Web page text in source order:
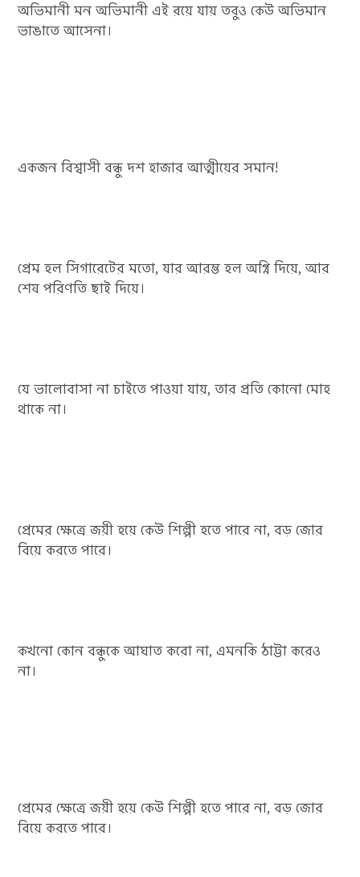
অভিমানী মন অভিমানী এই রয়ে যায় তবুও কেউ অভিমান
ভাঙাতে আসেনা।
একজন বিশ্বাসী বন্ধু দশ হাজার আত্মীয়ের সমান!
প্রেম হল সিগারেটের মতো, যার আরম্ভ হল অগ্নি দিয়ে, আর
শেষ পরিণতি ছাই দিয়ে।
যে ভালোবাসা না চাইতে পাওয়া যায়, তার প্রতি কোনো মোহ
থাকে না।
প্রেমের ক্ষেত্রে জয়ী হয়ে কেউ শিল্পী হতে পারে না, বড় জোর
বিয়ে করতে পারে।
কখনো কোন বন্ধুকে আঘাত করো না, এমনকি ঠাট্টা করেও
না।
প্রেমের ক্ষেত্রে জয়ী হয়ে কেউ শিল্পী হতে পারে না, বড় জোর
বিয়ে করতে পারে।